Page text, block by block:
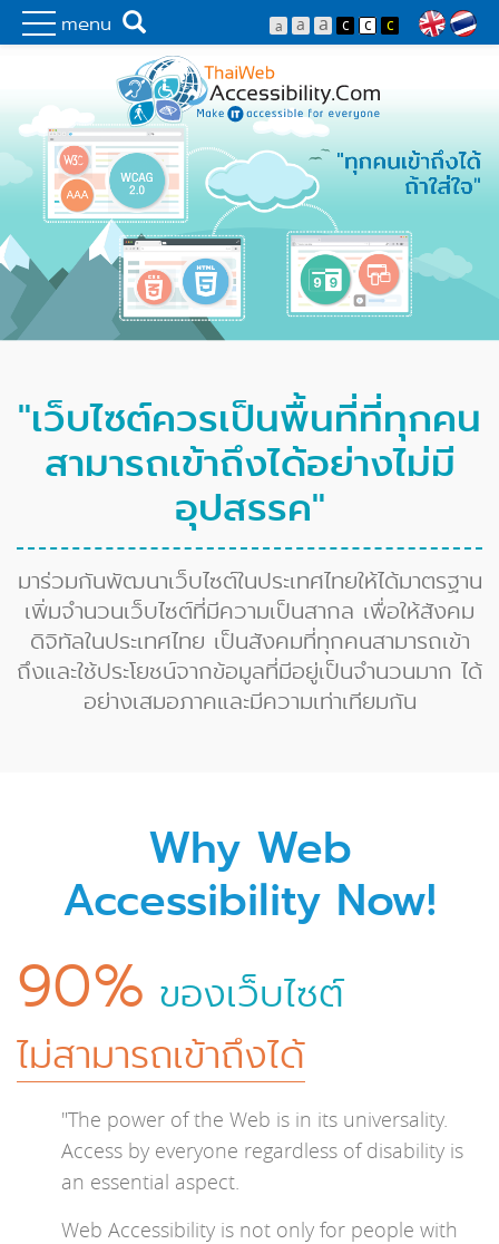
menu
Skip to main content
Make IT Accessibility for Everyone
Search
Highlight Banner
"ทุกคนเข้าถึงได้
ถ้าใส่ใจ"
"เว็บไซต์ควรเป็นพื้นที่ที่ทุกคน
สามารถเข้าถึงได้อย่างไม่มี
อุปสรรค"
มาร่วมกันพัฒนาเว็บไซต์ในประเทศไทยให้ได้มาตรฐาน
เพิ่มจํานวนเว็บไซต์ที่มีความเป็นสากล เพื่อให้สังคม
ดิจิทัลในประเทศไทย เป็นสังคมที่ทุกคนสามารถเข้า
ถึงและใช้ประโยชน์จากข้อมูลที่มีอยู่เป็นจํานวนมาก ได้
อย่างเสมอภาคและมีความเท่าเทียมกัน
Why Web
Accessibility Now!
90% ของเว็บไซต์
ไม่สามารถเข้าถึงได้
"The power of the Web is in its universality.
Access by everyone regardless of disability is
an essential aspect.
Web Accessibility is not only for people with